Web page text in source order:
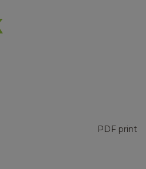
PDF print